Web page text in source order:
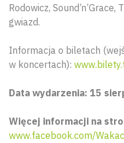
Rodowicz,
gwiazd.
Informacja o biletach
w koncertach):
Data wydarzenia: 15
Więcej informacji na
www.facebook.com/